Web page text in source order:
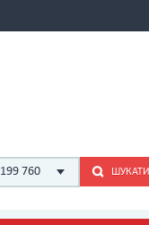
199 760 ШУКАТИ